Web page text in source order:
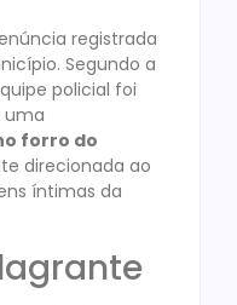
registrada
Segundo a
policial foi
uma
forro do
direcionada ao
íntimas da